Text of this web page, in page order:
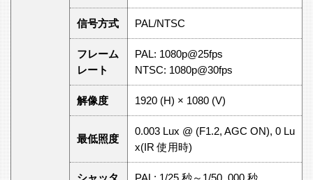
信号方式 PAL/NTSC
フレーム
レート
PAL: 1080p@25fps
NTSC: 1080p@30fps
解像度 1920 (H) × 1080 (V)
最低照度
0.003 Lux @ (F1.2, AGC ON), 0 Lu
x(IR 使用時)